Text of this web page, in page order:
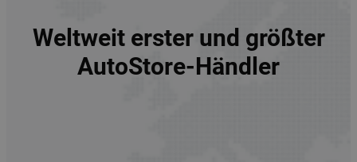
Weltweit erster und größter
AutoStore-Händler